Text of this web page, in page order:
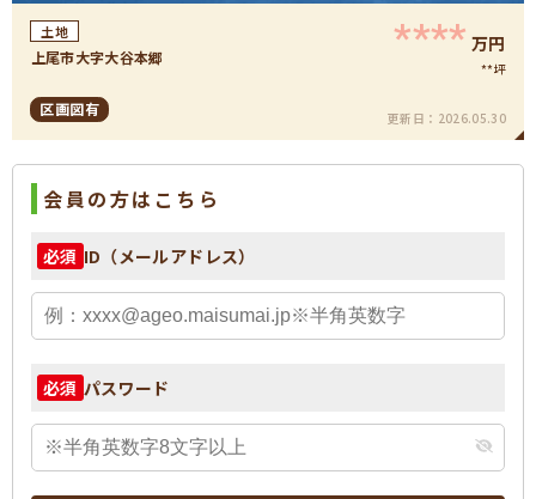
土地
上尾市大字大谷本郷 **** 万円
**坪
区画図有 更新日： 2026.05.30
会員の方はこちら
必須 ID（メールアドレス）
必須 パスワード